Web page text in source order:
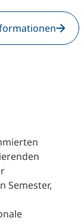
Semester,